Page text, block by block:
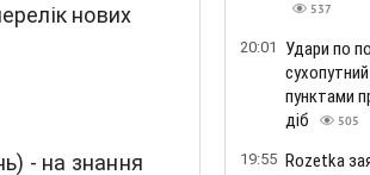
нових
- на знання
537
20:01
Удари по
пунктами
діб
505
19:55 Rozetka